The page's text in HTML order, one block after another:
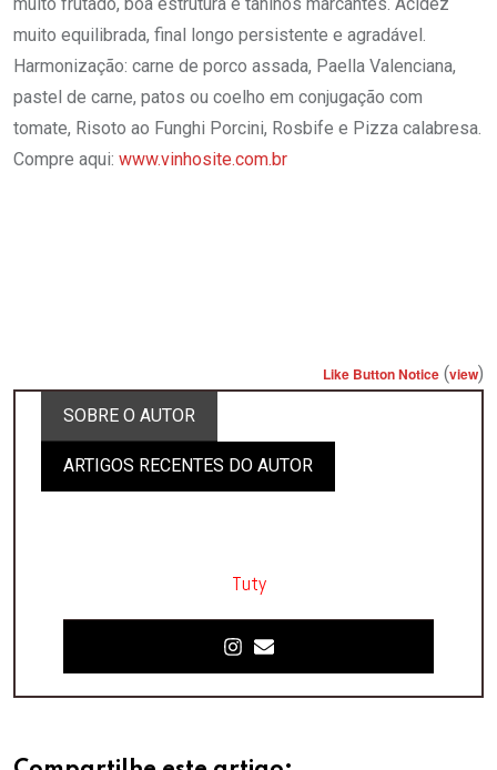
muito equilibrada, final longo persistente e agradável.
Harmonização: carne de porco assada, Paella Valenciana,
pastel de carne, patos ou coelho em conjugação com
tomate, Risoto ao Funghi Porcini, Rosbife e Pizza calabresa.
Compre aqui: www.vinhosite.com.br
Like Button Notice (view)
SOBRE O AUTOR
ARTIGOS RECENTES DO AUTOR
Tuty